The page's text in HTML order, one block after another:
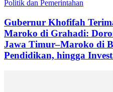
Politik dan Pemerintahan
Gubernur Khofifah
Maroko di Grahadi:
Jawa Timur–Maroko di
Pendidikan, hingga